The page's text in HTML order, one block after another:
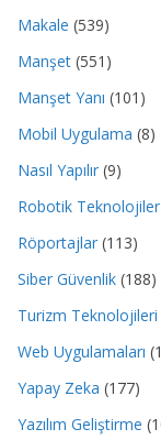
Makale (539)
Manşet (551)
Manşet Yanı (101)
Mobil Uygulama (8)
Nasıl Yapılır (9)
Robotik Teknolojiler
Röportajlar (113)
Siber Güvenlik (188)
Turizm Teknolojileri
Web Uygulamaları
Yapay Zeka (177)
Yazılım Geliştirme